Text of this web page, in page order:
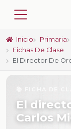
Inicio Primaria
Fichas De Clase
El Director De
El
Carlos